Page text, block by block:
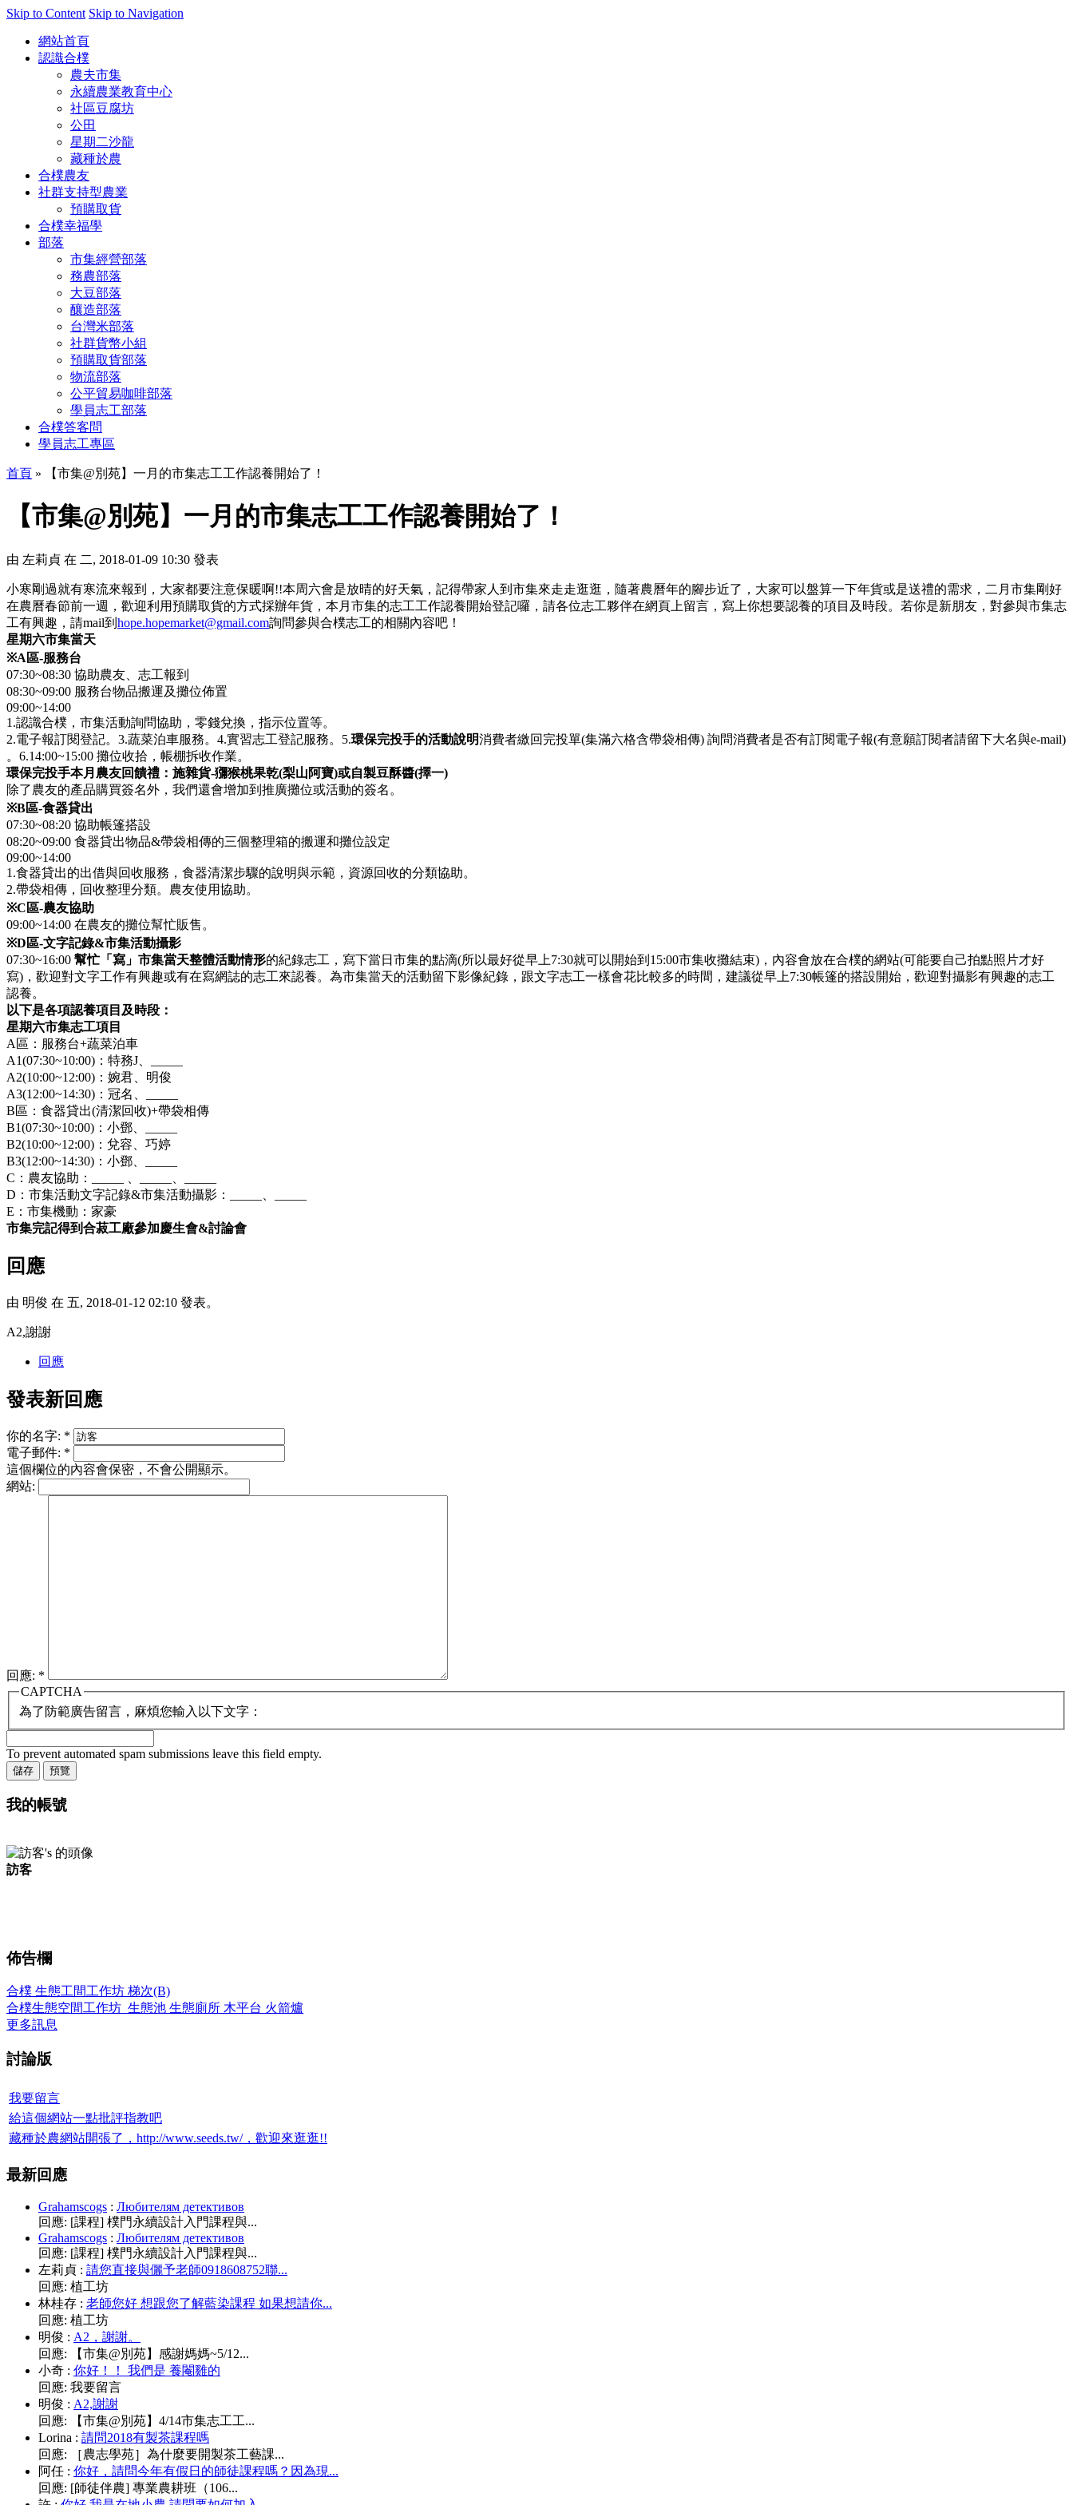
Skip to Content Skip to Navigation
網站首頁
認識合樸
農夫市集
永續農業教育中心
社區豆腐坊
公田
星期二沙龍
藏種於農
合樸農友
社群支持型農業
預購取貨
合樸幸福學
部落
市集經營部落
務農部落
大豆部落
釀造部落
台灣米部落
社群貨幣小組
預購取貨部落
物流部落
公平貿易咖啡部落
學員志工部落
合樸答客問
學員志工專區
首頁 » 【市集@別苑】一月的市集志工工作認養開始了！
【市集@別苑】一月的市集志工工作認養開始了！
由 左莉貞 在 二, 2018-01-09 10:30 發表
小寒剛過就有寒流來報到，大家都要注意保暖啊!!本周六會是放晴的好天氣，記得帶家人到市集來走走逛逛，隨著農曆年的腳步近了，大家可以盤算一下年貨或是送禮的需求，二月市集剛好
在農曆春節前一週，歡迎利用預購取貨的方式採辦年貨，本月市集的志工工作認養開始登記囉，請各位志工夥伴在網頁上留言，寫上你想要認養的項目及時段。若你是新朋友，對參與市集志
工有興趣，請mail到 hope.hopemarket@gmail.com詢問參與合樸志工的相關內容吧！
星期六市集當天
※A 區-服務台
07:30~08:30 協助農友、志工報到
08:30~09:00 服務台物品搬運及攤位佈置
09:00~14:00
1.認識合樸，市集活動詢問協助，零錢兌換，指示位置等。
2.電子報訂閱登記。3.蔬菜泊車服務。4.實習志工登記服務。5.環保完投手的活動說明消費者繳回完投單(集滿六格含帶袋相傳) 詢問消費者是否有訂閱電子報(有意願訂閱者請留下大名與e-mail)
。6.14:00~15:00 攤位收拾，帳棚拆收作業。
環保完投手本月農友回饋禮：施雜貨-獼猴桃果乾(梨山阿寶)或自製豆酥醬(擇一)
除了農友的產品購買簽名外，我們還會增加到推廣攤位或活動的簽名。
※B區-食器貸出
07:30~08:20 協助帳篷搭設
08:20~09:00 食器貸出物品&帶袋相傳的三個整理箱的搬運和攤位設定
09:00~14:00
1.食器貸出的出借與回收服務，食器清潔步驟的說明與示範，資源回收的分類協助。
2.帶袋相傳，回收整理分類。農友使用協助。
※C 區-農友協助
09:00~14:00 在農友的攤位幫忙販售。
※D 區-文字記錄&市集活動攝影
07:30~16:00 幫忙「寫」市集當天整體活動情形的紀錄志工，寫下當日市集的點滴(所以最好從早上7:30就可以開始到15:00市集收攤結束)，內容會放在合樸的網站(可能要自己拍點照片才好
寫)，歡迎對文字工作有興趣或有在寫網誌的志工來認養。為市集當天的活動留下影像紀錄，跟文字志工一樣會花比較多的時間，建議從早上7:30帳篷的搭設開始，歡迎對攝影有興趣的志工
認養。
以下是各項認養項目及時段：
星期六市集志工項目
A區：服務台+蔬菜泊車
A1(07:30~10:00)：特務J、_____
A2(10:00~12:00)：婉君、明俊
A3(12:00~14:30)：冠名、_____
B區：食器貸出(清潔回收)+帶袋相傳
B1(07:30~10:00)：小鄧、_____
B2(10:00~12:00)：兌容、巧婷
B3(12:00~14:30)：小鄧、_____
C：農友協助：_____ 、_____、_____
D：市集活動文字記錄&市集活動攝影：_____、_____
E：市集機動：家豪
市集完記得到合菽工廠參加慶生會&討論會
回應
由 明俊 在 五, 2018-01-12 02:10 發表。
A2,謝謝
回應
發表新回應
你的名字: *
電子郵件: *
這個欄位的內容會保密，不會公開顯示。
網站:
回應: *
CAPTCHA
為了防範廣告留言，麻煩您輸入以下文字：
To prevent automated spam submissions leave this field empty.
我的帳號
訪客
佈告欄
合樸 生態工間工作坊 梯次(B)
合樸生態空間工作坊_生態池 生態廁所 木平台 火箭爐
更多訊息
討論版
我要留言
給這個網站一點批評指教吧
藏種於農網站開張了，http://www.seeds.tw/，歡迎來逛逛!!
最新回應
Grahamscogs : Любителям детективов
回應: [課程] 樸門永續設計入門課程與...
Grahamscogs : Любителям детективов
回應: [課程] 樸門永續設計入門課程與...
左莉貞 : 請您直接與儷予老師0918608752聯...
回應: 植工坊
林桂存 : 老師您好 想跟您了解藍染課程 如果想請你...
回應: 植工坊
明俊 : A2，謝謝。
回應:
【市集@別苑】感謝媽媽~5/12...
小奇 : 你好！！ 我們是 養閹雞的
回應: 我要留言
明俊 : A2,謝謝
回應:
【市集@別苑】4/14市集志工工...
Lorina : 請問2018有製茶課程嗎
回應:
［農志學苑］為什麼要開製茶工藝課...
阿任 : 你好，請問今年有假日的師徒課程嗎？因為現...
回應: [師徒伴農] 專業農耕班（106...